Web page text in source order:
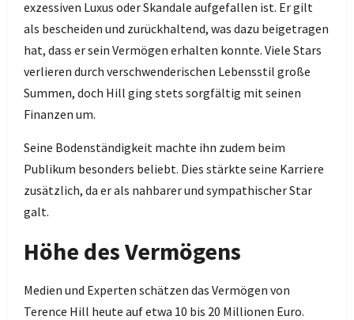
exzessiven Luxus oder Skandale aufgefallen ist. Er gilt
als bescheiden und zurückhaltend, was dazu beigetragen
hat, dass er sein Vermögen erhalten konnte. Viele Stars
verlieren durch verschwenderischen Lebensstil große
Summen, doch Hill ging stets sorgfältig mit seinen
Finanzen um.
Seine Bodenständigkeit machte ihn zudem beim
Publikum besonders beliebt. Dies stärkte seine Karriere
zusätzlich, da er als nahbarer und sympathischer Star
galt.
Höhe des Vermögens
Medien und Experten schätzen das Vermögen von
Terence Hill heute auf etwa 10 bis 20 Millionen Euro.